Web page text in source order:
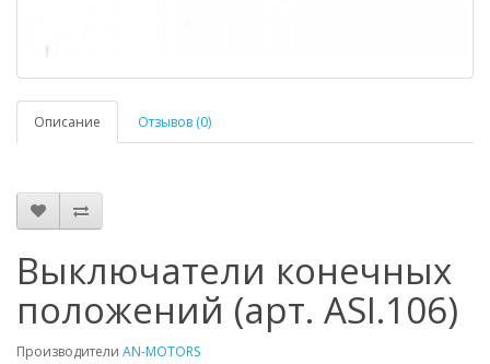
Описание Отзывов (0)
Выключатели конечных
положений (арт. ASI.106)
Производители AN-MOTORS